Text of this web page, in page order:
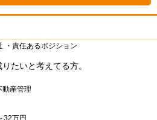
・責任あるポジション
たいと考えてる方。
動産管理
32万円